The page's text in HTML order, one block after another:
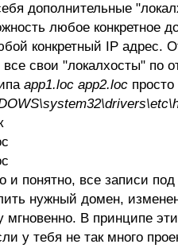
дополнительные
любое конкретное
конкретный IP адрес.
свои "локалхосты" по
app1.loc app2.loc
и понятно, все записи
нужный домен,
мгновенно. В принципе
у тебя не так много